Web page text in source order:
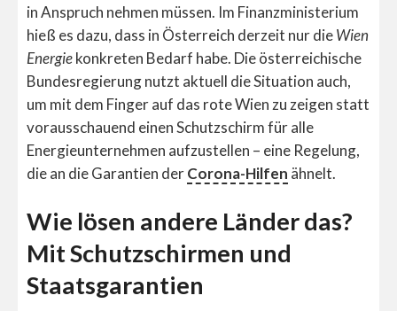
in Anspruch nehmen müssen. Im Finanzministerium
hieß es dazu, dass in Österreich derzeit nur dieWien
Energiekonkreten Bedarf habe. Die österreichische
Bundesregierung nutzt aktuell die Situation auch,
um mit dem Finger auf das rote Wien zu zeigen statt
vorausschauend einen Schutzschirm für alle
Energieunternehmen aufzustellen – eine Regelung,
die an die Garantien derCorona-Hilfen ähnelt.
Wie lösen andere Länder das?
Mit Schutzschirmen und
Staatsgarantien